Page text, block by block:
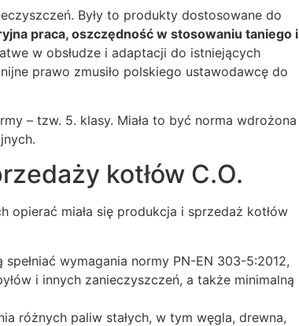
Były to produkty dostosowane do
praca, oszczędność w stosowaniu taniego i
w obsłudze i adaptacji do istniejących
prawo zmusiło polskiego ustawodawcę do
– tzw. 5. klasy. Miała to być norma wdrożona
kotłów C.O.
opierać miała się produkcja i sprzedaż kotłów
spełniać wymagania normy PN-EN 303-5:2012,
i innych zanieczyszczeń, a także minimalną
różnych paliw stałych, w tym węgla, drewna,